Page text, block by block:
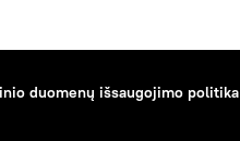
duomenų išsaugojimo politika